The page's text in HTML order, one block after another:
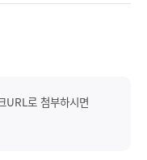
URL로 첨부하시면